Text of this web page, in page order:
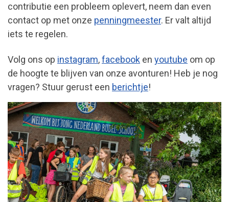
contributie een probleem oplevert, neem dan even
contact op met onze penningmeester. Er valt altijd
iets te regelen.
Volg ons op instagram,facebook en youtube om op
de hoogte te blijven van onze avonturen! Heb je nog
vragen? Stuur gerust een berichtje!